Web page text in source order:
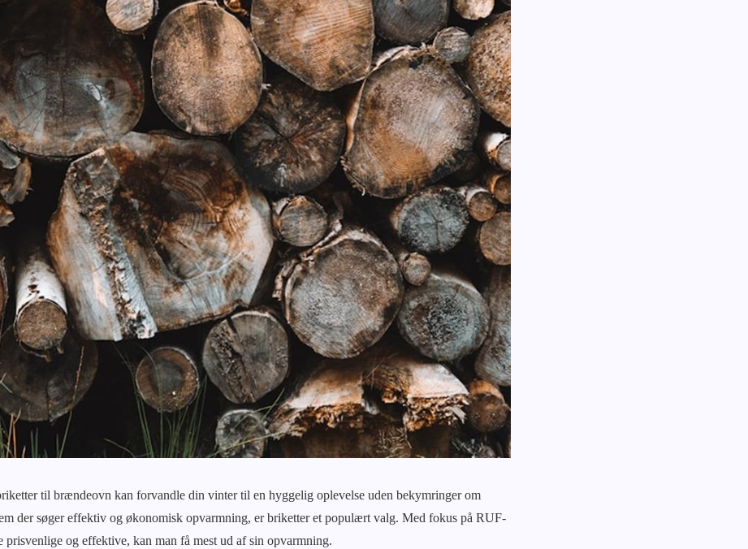
til brændeovn kan forvandle din vinter til en hyggelig oplevelse uden bekymringer om
der søger effektiv og økonomisk opvarmning, er briketter et populært valg. Med fokus på RUF-
prisvenlige og effektive, kan man få mest ud af sin opvarmning.